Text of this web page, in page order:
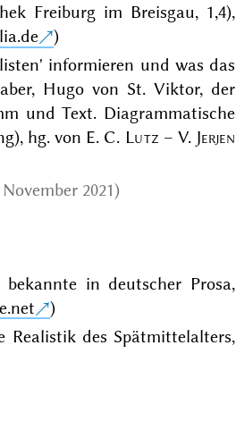
Freiburg im Breisgau, 1,4),
)
informieren und was das
Hugo von St. Viktor, der
und Text. Diagrammatische
hg. von E. C. Lutz – V. Jerjen
2021)
in deutscher Prosa,
)
Realistik des Spätmittelalters,